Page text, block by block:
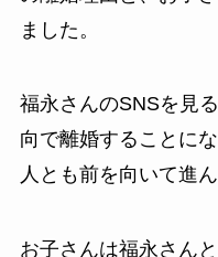
ました。
福永さんのSNSを見
向で離婚することに
人とも前を向いて進
お子さんは福永さん